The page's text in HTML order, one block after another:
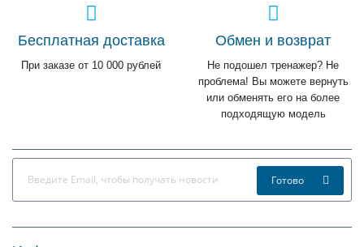
Бесплатная доставка
При заказе от 10 000 рублей
Обмен и возврат
Не подошел тренажер? Не
проблема! Вы можете вернуть
или обменять его на более
подходящую модель
Готово